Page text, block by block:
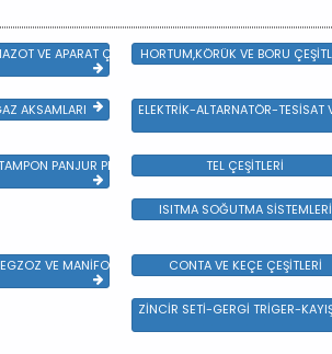
VE APARAT ÇEŞİTLERİHORTUM,KÖRÜK VE BORU
AKSAMLARI ELEKTRİK-ALTARNATÖR-TESİSAT
AKSAMLAR
PANJUR PLASTİK VE SAC AKSAMTEL ÇEŞİTLERİ
ISITMA SOĞUTMA SİSTEMLERİ
VE MANİFOLD CONTA VE KEÇE ÇEŞİTLERİ
ZİNCİR SETİ-GERGİ TRİGER-